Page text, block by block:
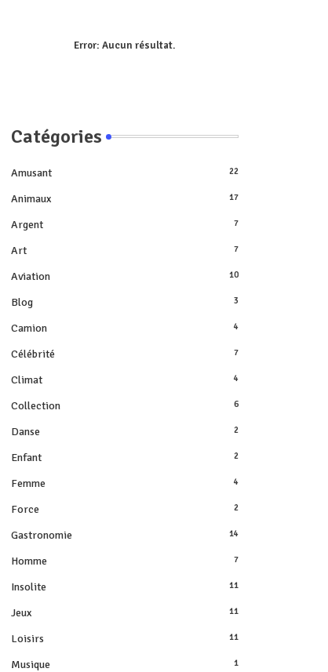
Error: Aucun résultat.
Catégories
Amusant 22
Animaux 17
Argent 7
Art 7
Aviation 10
Blog 3
Camion 4
Célébrité 7
Climat 4
Collection 6
Danse 2
Enfant 2
Femme 4
Force 2
Gastronomie 14
Homme 7
Insolite 11
Jeux 11
Loisirs 11
Musique 1